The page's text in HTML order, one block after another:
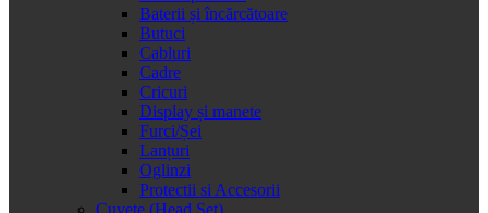
Baterii și încărcătoare
Butuci
Cabluri
Cadre
Cricuri
Display și manete
Furci/Șei
Lanțuri
Oglinzi
Protectii si Accesorii
Cuvete (Head Set)